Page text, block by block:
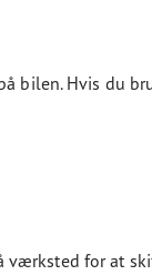
bilen. Hvis du
værksted for at